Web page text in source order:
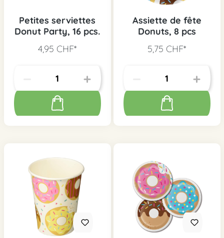
Petites serviettes
Donut Party, 16 pcs.
4,95 CHF*
Assiette de fête
Donuts, 8 pcs
5,75 CHF*